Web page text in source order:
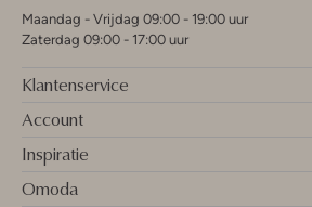
Maandag - Vrijdag 09:00 - 19:00 uur
Zaterdag 09:00 - 17:00 uur
Klantenservice
Account
Inspiratie
Omoda